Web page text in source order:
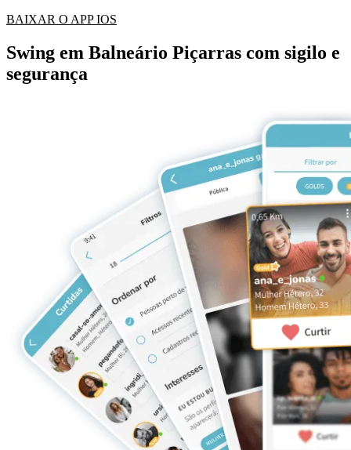
BAIXAR O APP IOS
Swing em Balneário Piçarras com sigilo e
segurança